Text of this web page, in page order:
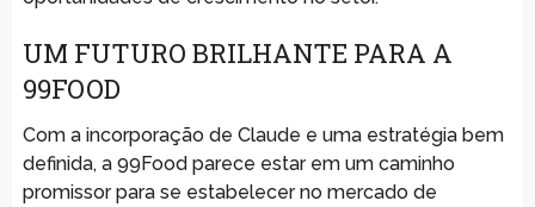
UM FUTURO BRILHANTE PARA A
99FOOD
Com a incorporação de Claude e uma estratégia bem
definida, a 99Food parece estar em um caminho
promissor para se estabelecer no mercado de